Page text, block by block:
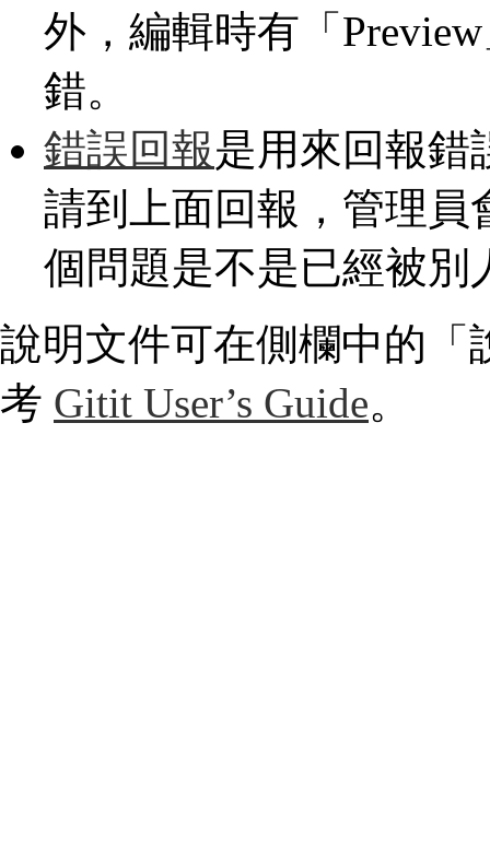
外，編輯時有「
錯。
錯誤回報是用來回報錯
請到上面回報，管理員
個問題是不是已經被別
說明文件可在側欄中的「
考 Gitit User’s Guide。